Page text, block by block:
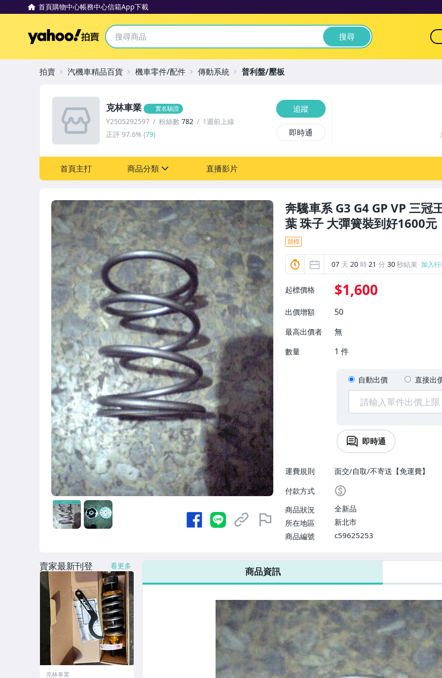
首頁購物中心帳務中心信箱App下載
Yahoo拍賣 搜尋
奔驣車系 G3 G4 GP VP 三冠
葉 珠子 大彈簧裝到好1600元
競標
07 天 20 時21 分 28秒結束 加入
起標價格 $1,600
出價增額 50
最高出價者 無
數量 1 件
自動出價 直接出
即時通
運費規則
面交/自取/不寄送【免運費】
付款方式
商品狀況
全新品
所在地區
新北市
商品編號
c59625253
克林車業 實名驗證
Y2505292597 粉絲數 782
1週前上線
正評 97.6% (79)
追蹤
即時通
首頁主打 商品分類
居家、家具與園藝
直播影片
拍賣 汽機車精品百貨 機車零件/配件 傳動系統 普利盤/壓板
商品資訊
賣家最新刊登 看更多
克林車業